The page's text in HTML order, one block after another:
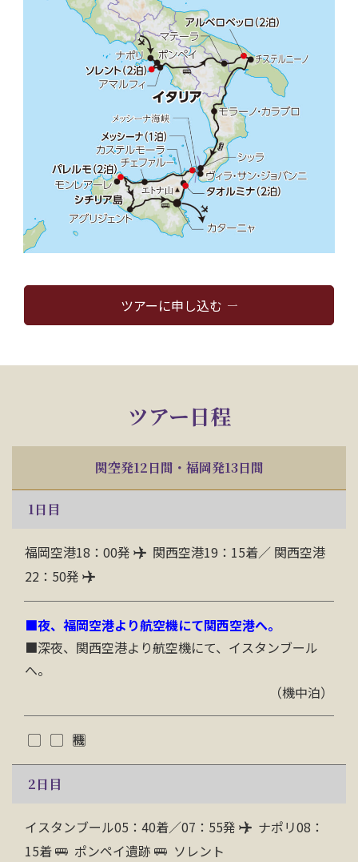
ツアーに申し込む
ツアー日程
関空発12日間・福岡発13日間
1日目
福岡空港18：00発
関西空港19：15着／ 関西空港
22：50発
■夜、福岡空港より航空機にて関西空港へ。
■深夜、関西空港より航空機にて、イスタンブール
へ。
（機中泊）
2日目
イスタンブール05：40着／07：55発
ナポリ08：
15着
ポンペイ遺跡 ソレント